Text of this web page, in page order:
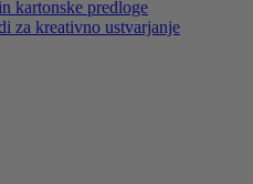
kartonske predloge
za kreativno ustvarjanje